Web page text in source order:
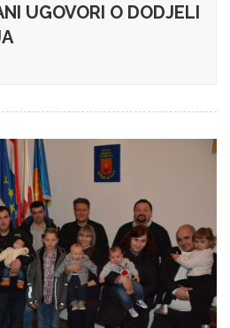
UGOVORI O DODJELI